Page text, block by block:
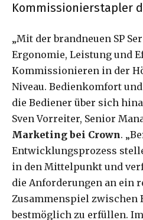
Kommissionierstapler
„Mit der brandneuen SP
Ergonomie, Leistung und
Kommissionieren in der
Niveau. Bedienkomfort
die Bediener über sich
Sven Vorreiter, Senior
Marketing bei Crown.
Entwicklungsprozess
in den Mittelpunkt und
die Anforderungen an ein
Zusammenspiel zwischen
bestmöglich zu erfüllen.